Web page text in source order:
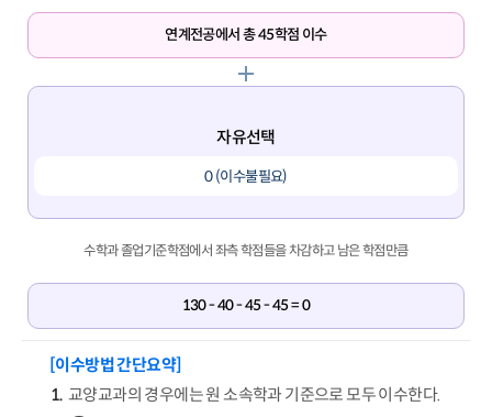
연계전공에서 총 45학점 이수
자유선택
0 (이수불필요)
수학과 졸업기준학점에서 좌측 학점들을 차감하고 남은 학점만큼
130 - 40 - 45 - 45 = 0
[이수방법 간단요약]
교양교과의 경우에는 원 소속학과 기준으로 모두 이수한다.